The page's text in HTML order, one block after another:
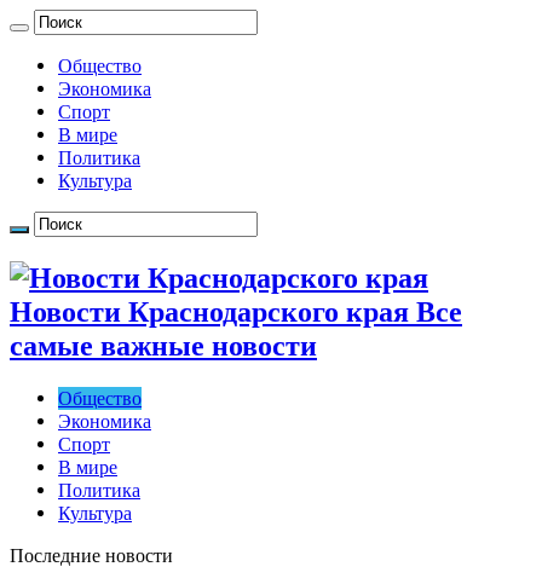
Общество
Экономика
Спорт
В мире
Политика
Культура
Новости Краснодарского края Все
самые важные новости
Общество
Экономика
Спорт
В мире
Политика
Культура
Последние новости